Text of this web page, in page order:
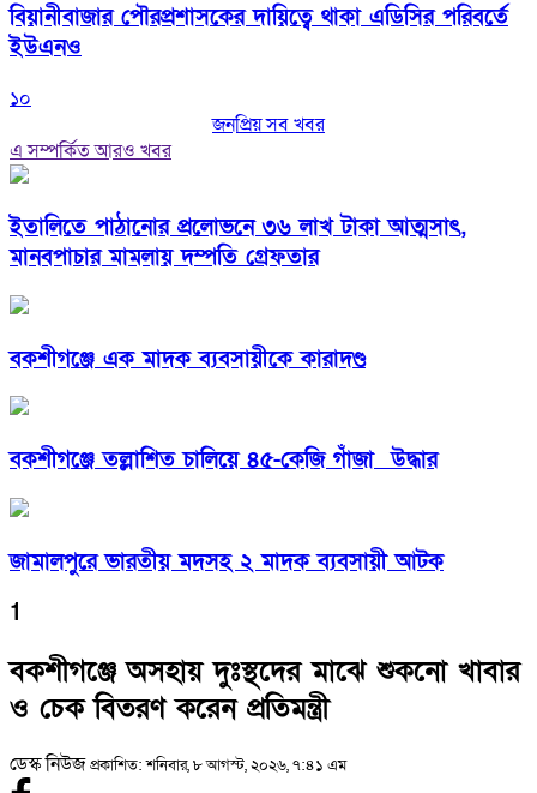
বিয়ানীবাজার পৌরপ্রশাসকের দায়িত্বে থাকা এডিসির পরিবর্তে
ইউএনও
১০
জনপ্রিয় সব খবর
এ সম্পর্কিত আরও খবর
ইতালিতে পাঠানোর প্রলোভনে ৩৬ লাখ টাকা আত্মসাৎ,
মানবপাচার মামলায় দম্পতি গ্রেফতার
বকশীগঞ্জে এক মাদক ব্যবসায়ীকে কারাদণ্ড
বকশীগঞ্জে তল্লাশিত চালিয়ে ৪৫-কেজি গাঁজা উদ্ধার
জামালপুরে ভারতীয় মদসহ ২ মাদক ব্যবসায়ী আটক
1
বকশীগঞ্জে অসহায় দুঃস্থদের মাঝে শুকনো খাবার
ও চেক বিতরণ করেন প্রতিমন্ত্রী
ডেস্ক নিউজপ্রকাশিত: শনিবার, ৮ আগস্ট, ২০২৬, ৭:৪১ এম